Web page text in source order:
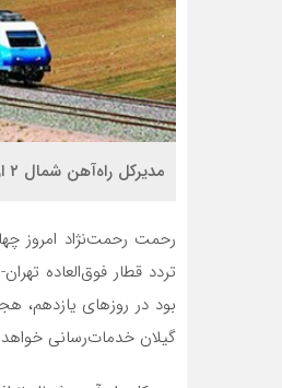
مدیرکل راه‌آهن شمال ۲ از راه‌اندازی قطار فوق‌العاده تهران-رشت ویژه اردیبهشت با ظرفیت ۳۰۰ نفر خبر داد.
رحمت رحمت‌نژاد امروز
تردد قطار فوق‌العاده
بود در روزهای یازدهم،
گیلان خدمات‌رسانی